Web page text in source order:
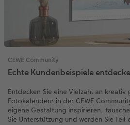
CEWE Community
Echte Kundenbeispiele
Entdecken Sie eine Vielzahl an kreativ
Fotokalendern in der CEWE
eigene Gestaltung inspirieren,
Sie Unterstützung und werden Sie Teil